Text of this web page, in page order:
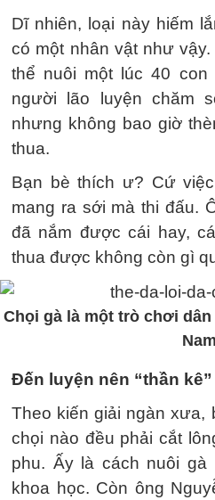
Dĩ nhiên, loại này hiếm
có một nhân vật như
thể nuôi một lúc 40
người lão luyện chăm
nhưng không bao giờ
thua.
Bạn bè thích ư? Cứ
mang ra sới mà thi đấu.
đã nắm được cái hay,
thua được không còn gì
Chọi gà là một trò chơi
Nam
Đến luyện nên “thần
Theo kiến giải ngàn xưa,
chọi nào đều phải cắt
phu. Ấy là cách nuôi gà
khoa học. Còn ông